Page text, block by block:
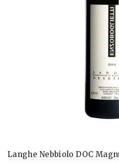
Langhe Nebbiolo DOC